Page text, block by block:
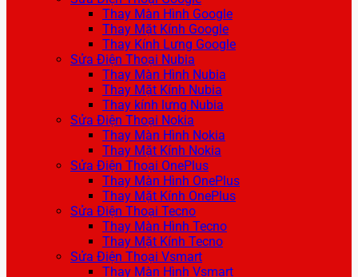
Thay Màn Hình Google
Thay Mặt Kính Google
Thay Kính Lưng Google
Sửa Điện Thoại Nubia
Thay Màn Hình Nubia
Thay Mặt Kính Nubia
Thay kính lưng Nubia
Sửa Điện Thoại Nokia
Thay Màn Hình Nokia
Thay Mặt Kính Nokia
Sửa Điện Thoại OnePlus
Thay Màn Hình OnePlus
Thay Mặt Kính OnePlus
Sửa Điện Thoại Tecno
Thay Màn Hình Tecno
Thay Mặt Kính Tecno
Sửa Điện Thoại Vsmart
Thay Màn Hình Vsmart